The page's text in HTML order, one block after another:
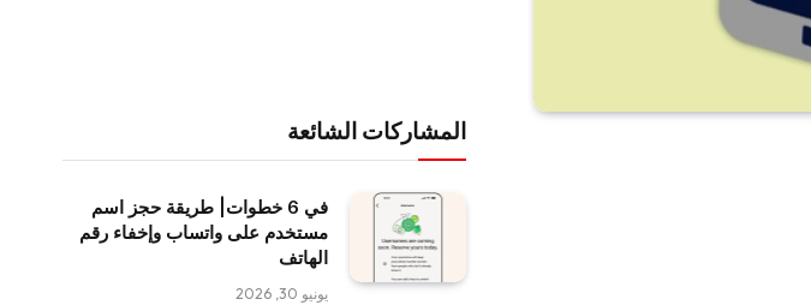
المشاركات الشائعة
في 6 خطوات| طريقة حجز اسم
مستخدم على واتساب وإخفاء رقم
الهاتف
يونيو 30, 2026